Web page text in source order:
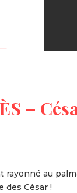
–
rayonné au
des César !